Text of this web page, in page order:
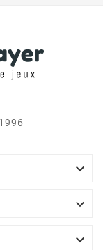


